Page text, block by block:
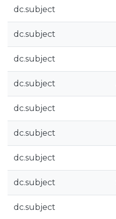
dc.subject
dc.subject
dc.subject
dc.subject
dc.subject
dc.subject
dc.subject
dc.subject
dc.subject